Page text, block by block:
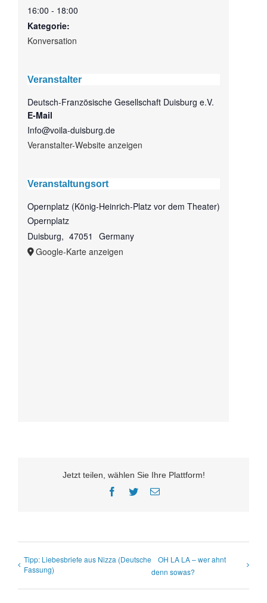
16:00 - 18:00
Kategorie:
Konversation
Veranstalter
Deutsch-Französische Gesellschaft Duisburg e.V.
E-Mail
Info@voila-duisburg.de
Veranstalter-Website anzeigen
Veranstaltungsort
Opernplatz (König-Heinrich-Platz vor dem Theater)
Opernplatz
Duisburg, 47051
Germany
Google-Karte anzeigen
Jetzt teilen, wählen Sie Ihre Plattform!
Facebook
TwitterE-
Tipp: Liebesbriefe aus Nizza (Deutsche
Fassung)
OH LA LA – wer ahnt
denn sowas?